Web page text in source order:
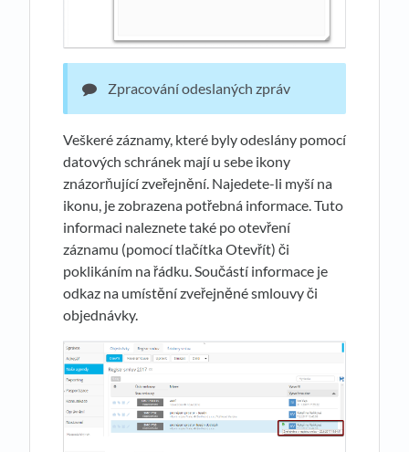
Zpracování odeslaných zpráv
Veškeré záznamy, které byly odeslány pomocí
datových schránek mají u sebe ikony
znázorňující zveřejnění. Najedete-li myší na
ikonu, je zobrazena potřebná informace. Tuto
informaci naleznete také po otevření
záznamu (pomocí tlačítka Otevřít) či
poklikáním na řádku. Součástí informace je
odkaz na umístění zveřejněné smlouvy či
objednávky.